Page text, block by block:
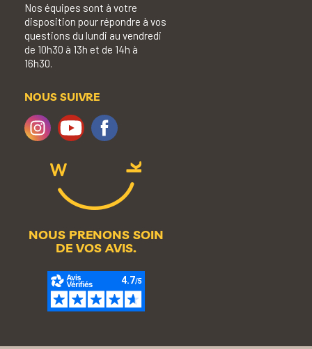
Nos équipes sont à votre
disposition pour répondre à vos
questions du lundi au vendredi
de 10h30 à 13h et de 14h à
16h30.
NOUS SUIVRE
NOUS PRENONS SOIN
DE VOS AVIS.